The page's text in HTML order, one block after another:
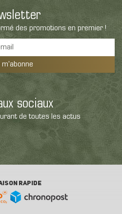
des promotions en premier !
m'abonne
sociaux
de toutes les actus
RAPIDE